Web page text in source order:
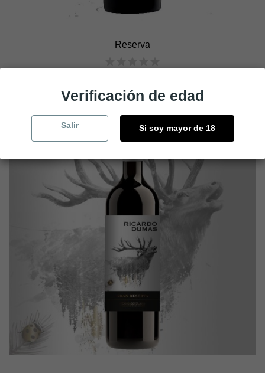
Reserva
Verificación de edad
Salir Si soy mayor de 18